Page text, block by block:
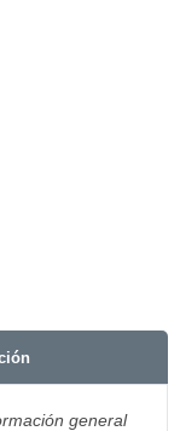
general